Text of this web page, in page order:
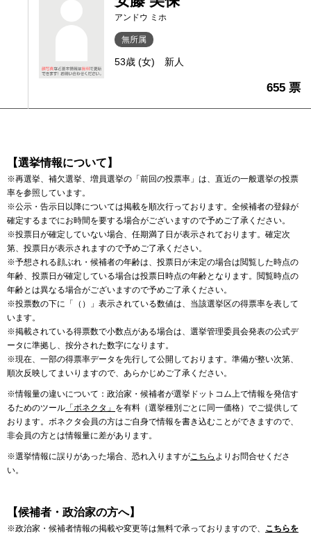
アンドウ ミホ
無所属
53歳 (女) 新人
655 票
【選挙情報について】
※再選挙、補欠選挙、増員選挙の「前回の投票率」は、直近の一般選挙の投票
率を参照しています。
※公示・告示日以降については掲載を順次行っております。全候補者の登録が
確定するまでにお時間を要する場合がございますので予めご了承ください。
※投票日が確定していない場合、任期満了日が表示されております。確定次
第、投票日が表示されますので予めご了承ください。
※予想される顔ぶれ・候補者の年齢は、投票日が未定の場合は閲覧した時点の
年齢、投票日が確定している場合は投票日時点の年齢となります。閲覧時点の
年齢とは異なる場合がございますので予めご了承ください。
※投票数の下に「（）」表示されている数値は、当該選挙区の得票率を表して
います。
※掲載されている得票数で小数点がある場合は、選挙管理委員会発表の公式デ
ータに準拠し、按分された数字になります。
※現在、一部の得票率データを先行して公開しております。準備が整い次第、
順次反映してまいりますので、あらかじめご了承ください。
※情報量の違いについて：政治家・候補者が選挙ドットコム上で情報を発信す
るためのツール 「ボネクタ」 を有料（選挙種別ごとに同一価格）でご提供して
おります。ボネクタ会員の方はご自身で情報を書き込むことができますので、
非会員の方とは情報量に差があります。
※選挙情報に誤りがあった場合、恐れ入りますがこちら よりお問合せくださ
い。
【候補者・政治家の方へ】
※政治家・候補者情報の掲載や変更等は無料で承っておりますので、 こちらを